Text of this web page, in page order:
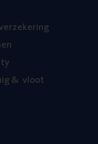
& vloot